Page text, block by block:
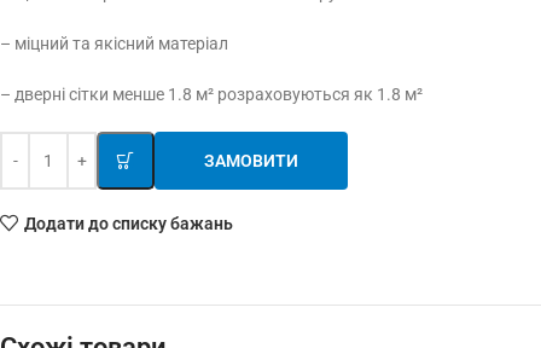
– міцний та якісний матеріал
– дверні сітки менше 1.8 м² розраховуються як 1.8 м²
ЗАМОВИТИ
Додати до списку бажань